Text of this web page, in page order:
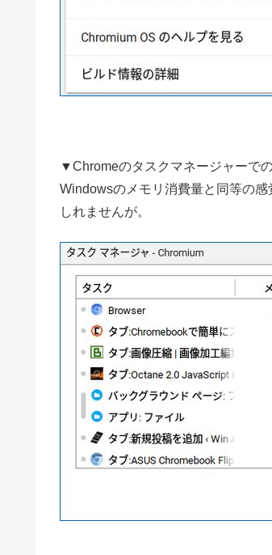
▼Chromeのタスクマネージャーで
Windowsのメモリ消費量と同等の
しれませんが。